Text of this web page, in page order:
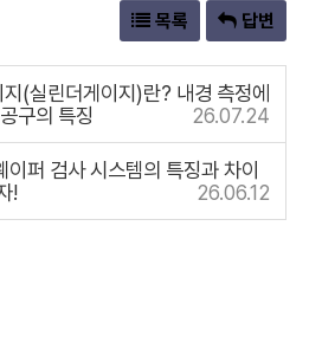
목록 답변
(실린더게이지)란? 내경 측정에
구의 특징
26.07.24
이퍼 검사 시스템의 특징과 차이
!
26.06.12